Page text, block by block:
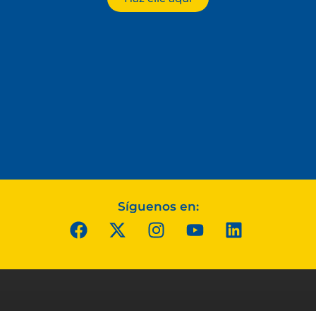
Síguenos en: